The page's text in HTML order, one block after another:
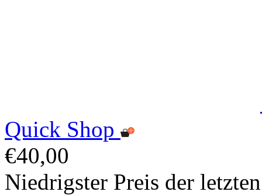
Quick Shop
€40,00
Niedrigster Preis der